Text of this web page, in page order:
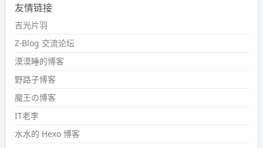
#PubWord
然后天凉了，为了应对踢被子买了睡袋，不知道 1.2 米会不
会略窄。。
wdssmq
2024-09-09 19:43:00
#PubWord
表，21 年 11 月底发现 B 站上线了这部，直到前几天才看
完，还是分两次看的。。接下来有五项是 2019 年的，都是
电影 —— 略长的待办列表。。
友情链接
吉光片羽
Z-Blog 交流论坛
漠漠睡的博客
野路子博客
魔王の博客
IT老李
水水的 Hexo 博客